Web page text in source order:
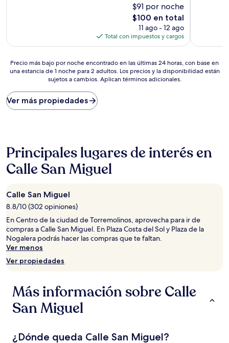
$91 por noche
El
precio
actual
es
$100
$100 en total
11 ago - 12 ago
Total con impuestos y cargos
Precio
más
por
noche
encontrado
24
horas,
con
base
una
de
1
noche
para
2
Los
disponibilidad
están
cambios.
Precio más bajo por noche encontrado en las últimas 24 horas, con base en
una estancia de 1 noche para 2 adultos. Los precios y la disponibilidad están
sujetos a cambios. Aplican términos adicionales.
Ver más propiedades
Principales lugares de interés en
Calle San Miguel
Calle San Miguel
8.8/10 (302 opiniones)
En Centro de la ciudad de Torremolinos, aprovecha para ir de
compras a Calle San Miguel. En Plaza Costa del Sol y Plaza de la
Nogalera podrás hacer las compras que te faltan.
Ver menos
Ver propiedades
Más información sobre Calle
San Miguel
¿Dónde queda Calle San Miguel?